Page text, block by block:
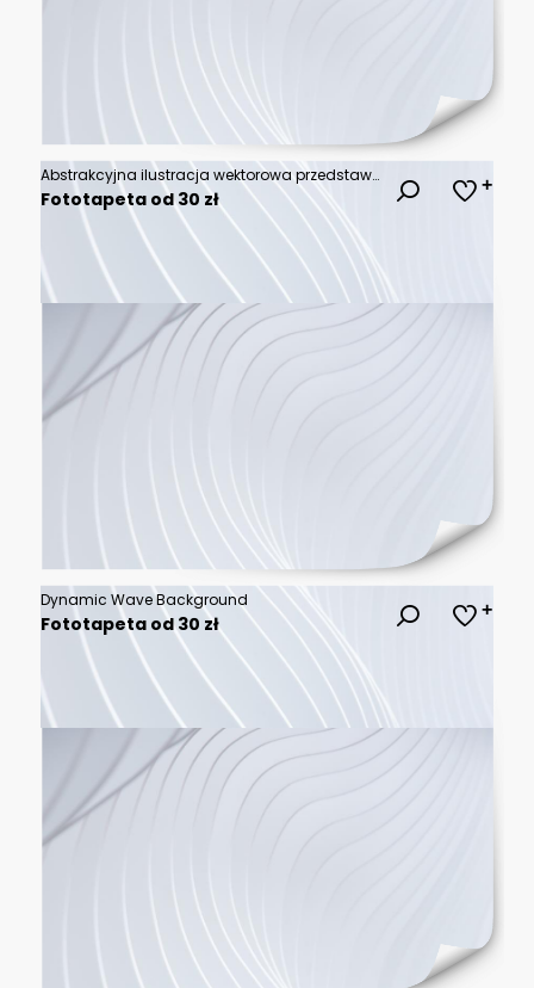
Abstrakcyjna ilustracja wektorowa przedstawiająca dynamiczne chmury dymu, płomienie ognia oraz geometryczne linie energetyczne na ciemnym tle, tworząca nowoczesny i artystyczny wzór.
Fototapeta od 30 zł
Dynamic Wave Background
Fototapeta od 30 zł